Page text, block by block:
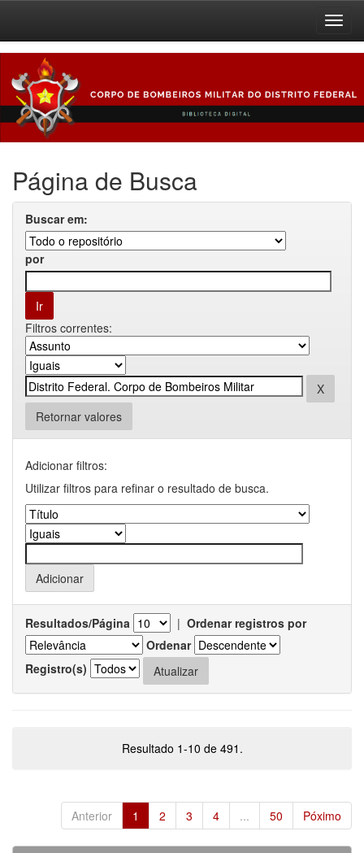
navigation
Página de Busca
Buscar em:
por
Filtros correntes:
Retornar valores
Adicionar filtros:
Utilizar filtros para refinar o resultado de busca.
Resultados/Página | Ordenar registros por
Ordenar
Registro(s)
Resultado 1-10 de 491.
Anterior 1 2 3 4 ... 50 Póximo